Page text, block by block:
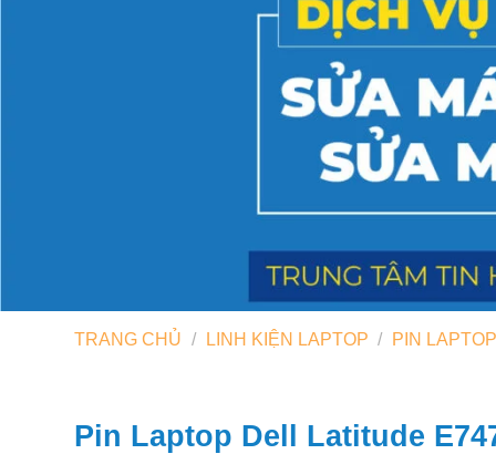
TRANG CHỦ / LINH KIỆN LAPTOP / PIN
Pin Laptop Dell Latitude